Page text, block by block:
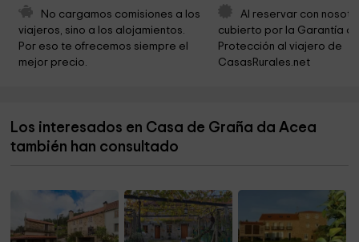
Igrexa de San Xoán de Vilamourel
Cementerio Municipal Villozás-Sas
Iglesia de San Salvador de Villozás 10,2 km
Iglesia de San Xoán de Paderne 10,9 km
No cargamos comisiones a los
viajeros, sino a los alojamientos.
Por eso te ofrecemos siempre el
mejor precio.
Al reservar con
cubierto por la Garantía
Protección al viajero de
CasasRurales.net
Los interesados en Casa de Graña da Acea
también han consultado